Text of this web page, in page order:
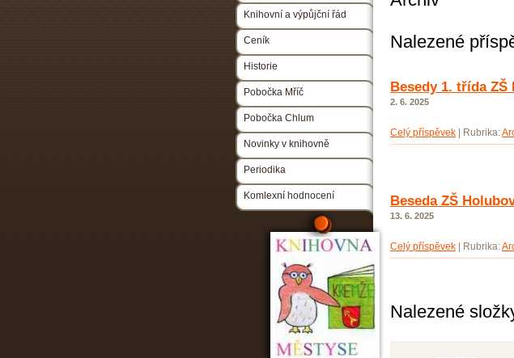
Nalezené
Besedy 1. třída ZŠ
2. 6. 2025
Celý příspěvek Rubrika:
Beseda ZŠ
13. 6. 2025
Celý příspěvek Rubrika:
Nalezené
Knihovní a výpůjční řád
Ceník
Historie
Pobočka Mříč
Pobočka Chlum
Novinky v knihovně
Periodika
Komlexní hodnocení